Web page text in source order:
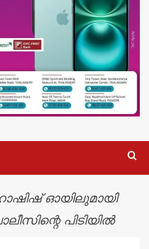
ഓയിലുമായി
പിടിയിൽ